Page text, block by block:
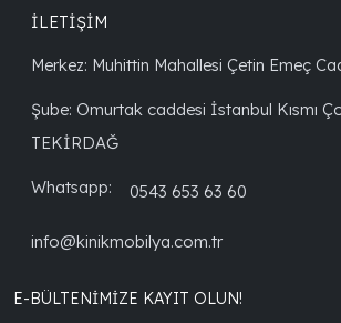
İLETİŞİM
Merkez: Muhittin Mahallesi Çetin Emeç
Şube: Omurtak caddesi İstanbul Kısmı
TEKİRDAĞ
Whatsapp: 0543 653 63 60
info@kinikmobilya.com.tr
E-BÜLTENIMIZE KAYIT OLUN!